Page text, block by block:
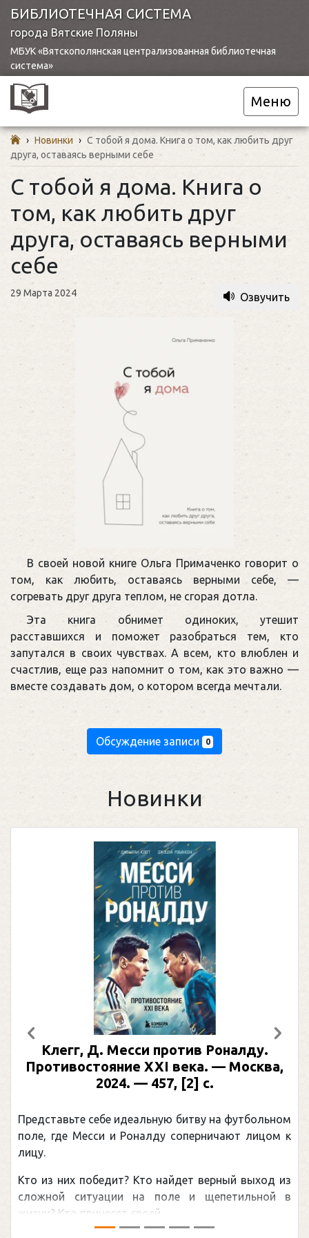
БИБЛИОТЕЧНАЯ СИСТЕМА
города Вятские Поляны
МБУК «Вятскополянская централизованная библиотечная
система»
Меню
› Новинки › С тобой я дома. Книга о том, как любить друг
друга, оставаясь верными себе
С тобой я дома. Книга о
том, как любить друг
друга, оставаясь верными
себе
29 Марта 2024 Озвучить
В своей новой книге Ольга Примаченко говорит о
том, как любить, оставаясь верными себе, —
согревать друг друга теплом, не сгорая дотла.
Эта книга обнимет одиноких, утешит
расставшихся и поможет разобраться тем, кто
запутался в своих чувствах. А всем, кто влюблен и
счастлив, еще раз напомнит о том, как это важно —
вместе создавать дом, о котором всегда мечтали.
Обсуждение записи 0
Новинки
Клегг, Д. Месси против Роналду.
Противостояние XXI века. — Москва,
2024. — 457, [2] с.
Представьте себе идеальную битву на футбольном
поле, где Месси и Роналду соперничают лицом к
лицу.
Кто из них победит? Кто найдет верный выход из
сложной ситуации на поле и щепетильной в
жизни? Кто принесет своей ...
Предыдущий